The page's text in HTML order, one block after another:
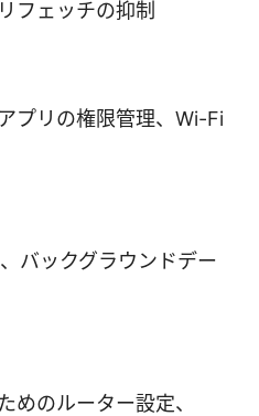
フェッチの抑制
プリの権限管理、Wi-Fi
バックグラウンドデー
めのルーター設定、